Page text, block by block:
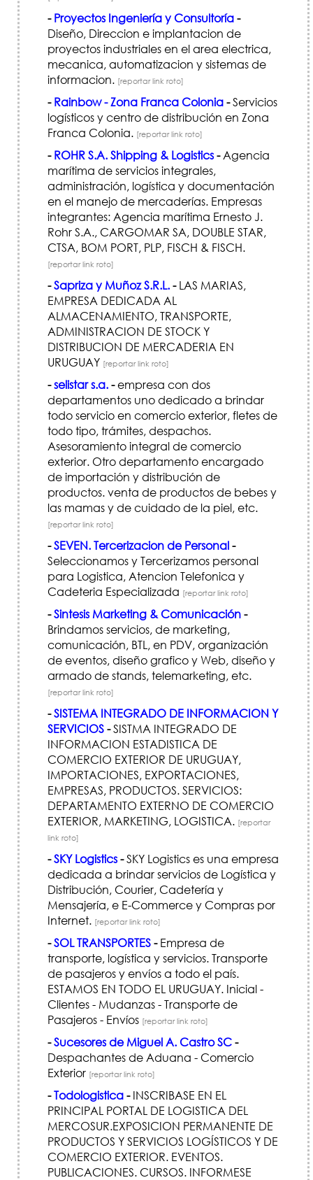
- Proyectos Ingeniería y Consultoría-
Diseño, Direccion e implantacion de
proyectos industriales en el area electrica,
mecanica, automatizacion y sistemas de
informacion. [reportar link roto]
- Rainbow - Zona Franca Colonia-Servicios
logísticos y centro de distribución en Zona
Franca Colonia. [reportar link roto]
- ROHR S.A. Shipping & Logistics-Agencia
marítima de servicios integrales,
administración, logística y documentación
en el manejo de mercaderías. Empresas
integrantes: Agencia marítima Ernesto J.
Rohr S.A., CARGOMAR SA, DOUBLE STAR,
CTSA, BOM PORT, PLP, FISCH & FISCH.
[reportar link roto]
-Sapriza y Muñoz S.R.L.-LAS MARIAS,
EMPRESA DEDICADA AL
ALMACENAMIENTO, TRANSPORTE,
ADMINISTRACION DE STOCK Y
DISTRIBUCION DE MERCADERIA EN
URUGUAY [reportar link roto]
-selistar s.a.-empresa con dos
departamentos uno dedicado a brindar
todo servicio en comercio exterior, fletes de
todo tipo, trámites, despachos.
Asesoramiento integral de comercio
exterior. Otro departamento encargado
de importación y distribución de
productos. venta de productos de bebes y
las mamas y de cuidado de la piel, etc.
[reportar link roto]
-SEVEN. Tercerizacion de Personal-
Seleccionamos y Tercerizamos personal
para Logistica, Atencion Telefonica y
Cadeteria Especializada [reportar link roto]
-Sintesis Marketing & Comunicación-
Brindamos servicios, de marketing,
comunicación, BTL, en PDV, organización
de eventos, diseño grafico y Web, diseño y
armado de stands, telemarketing, etc.
[reportar link roto]
-SISTEMA INTEGRADO DE INFORMACION Y
SERVICIOS-SISTMA INTEGRADO DE
INFORMACION ESTADISTICA DE
COMERCIO EXTERIOR DE URUGUAY,
IMPORTACIONES, EXPORTACIONES,
EMPRESAS, PRODUCTOS. SERVICIOS:
DEPARTAMENTO EXTERNO DE COMERCIO
EXTERIOR, MARKETING, LOGISTICA. [reportar
link roto]
-SKY Logistics-SKY Logistics es una empresa
dedicada a brindar servicios de Logística y
Distribución, Courier, Cadetería y
Mensajería, e E-Commerce y Compras por
Internet. [reportar link roto]
-SOL TRANSPORTES-Empresa de
transporte, logística y servicios. Transporte
de pasajeros y envíos a todo el país.
ESTAMOS EN TODO EL URUGUAY. Inicial -
Clientes - Mudanzas - Transporte de
Pasajeros - Envíos [reportar link roto]
-Sucesores de Miguel A. Castro SC-
Despachantes de Aduana - Comercio
Exterior [reportar link roto]
-Todologistica-INSCRIBASE EN EL
PRINCIPAL PORTAL DE LOGISTICA DEL
MERCOSUR.EXPOSICION PERMANENTE DE
PRODUCTOS Y SERVICIOS LOGÍSTICOS Y DE
COMERCIO EXTERIOR. EVENTOS.
PUBLICACIONES. CURSOS. INFORMESE